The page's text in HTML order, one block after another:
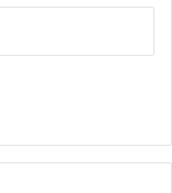
bu konuda biraz